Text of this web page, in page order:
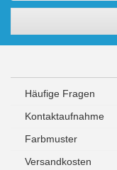
Häufige Fragen
Kontaktaufnahme
Farbmuster
Versandkosten